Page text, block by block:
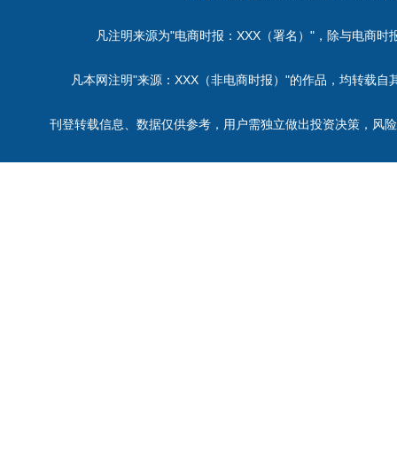
凡注明来源为"电商时报：XXX（署名）"，除与电商
凡本网注明"来源：XXX（非电商时报）"的作品，均转载
刊登转载信息、数据仅供参考，用户需独立做出投资决策，风